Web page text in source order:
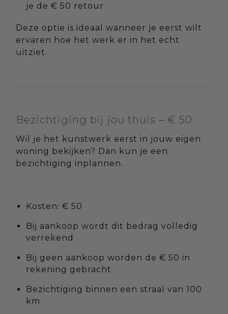
je de € 50 retour
Deze optie is ideaal wanneer je eerst wilt
ervaren hoe het werk er in het echt
uitziet.
Bezichtiging bij jou thuis – € 50
Wil je het kunstwerk eerst in jouw eigen
woning bekijken? Dan kun je een
bezichtiging inplannen.
Kosten: € 50
Bij aankoop wordt dit bedrag volledig
verrekend
Bij geen aankoop worden de € 50 in
rekening gebracht
Bezichtiging binnen een straal van 100
km